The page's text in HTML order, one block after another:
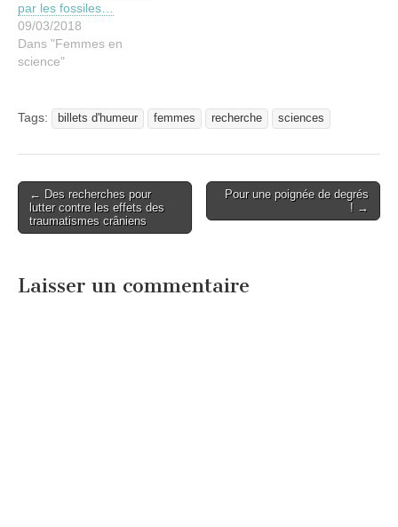
par les fossiles…
09/03/2018
Dans "Femmes en
science"
Tags: billets d'humeur femmes recherche sciences
Post
navigation
← Des recherches pour
lutter contre les effets des
traumatismes crâniens
Pour une poignée de degrés
! →
Laisser un commentaire